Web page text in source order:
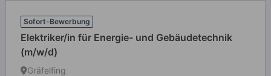
Sofort-Bewerbung
Elektriker/in für Energie- und Gebäudetechnik
(m/w/d)
Gräfelfing